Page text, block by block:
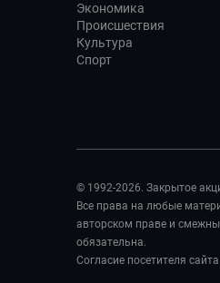
Экономика
Происшествия
Культура
Спорт
© 1992-2026. Закрытое
Все права на любые
авторском праве и
обязательна.
Согласие посетителя